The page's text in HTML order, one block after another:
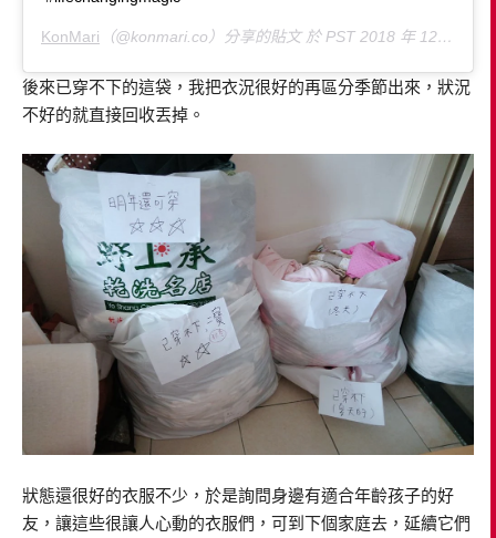
KonMari （@konmari.co）分享的貼文 於 PST 2018 年 12月 月 17 日 下午 12:21
後來已穿不下的這袋，我把衣況很好的再區分季節出來，狀況
不好的就直接回收丟掉。
狀態還很好的衣服不少，於是詢問身邊有適合年齡孩子的好
友，讓這些很讓人心動的衣服們，可到下個家庭去，延續它們